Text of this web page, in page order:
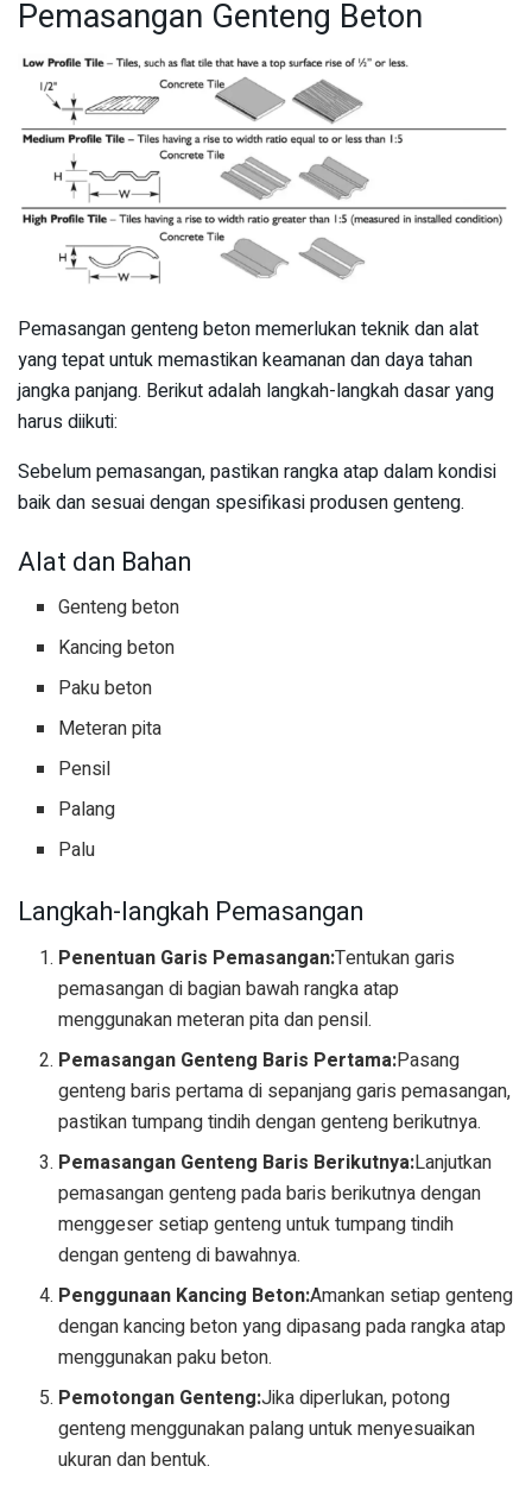
Pemasangan Genteng Beton
Pemasangan genteng beton memerlukan teknik dan alat
yang tepat untuk memastikan keamanan dan daya tahan
jangka panjang. Berikut adalah langkah-langkah dasar yang
harus diikuti:
Sebelum pemasangan, pastikan rangka atap dalam kondisi
baik dan sesuai dengan spesifikasi produsen genteng.
Alat dan Bahan
Genteng beton
Kancing beton
Paku beton
Meteran pita
Pensil
Palang
Palu
Langkah-langkah Pemasangan
Penentuan Garis Pemasangan:Tentukan garis
pemasangan di bagian bawah rangka atap
menggunakan meteran pita dan pensil.
Pemasangan Genteng Baris Pertama:Pasang
genteng baris pertama di sepanjang garis pemasangan,
pastikan tumpang tindih dengan genteng berikutnya.
Pemasangan Genteng Baris Berikutnya:Lanjutkan
pemasangan genteng pada baris berikutnya dengan
menggeser setiap genteng untuk tumpang tindih
dengan genteng di bawahnya.
Penggunaan Kancing Beton:Amankan setiap genteng
dengan kancing beton yang dipasang pada rangka atap
menggunakan paku beton.
Pemotongan Genteng:Jika diperlukan, potong
genteng menggunakan palang untuk menyesuaikan
ukuran dan bentuk.